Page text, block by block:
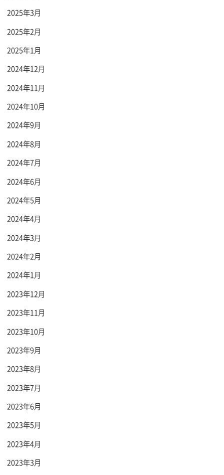
2025年3月
2025年2月
2025年1月
2024年12月
2024年11月
2024年10月
2024年9月
2024年8月
2024年7月
2024年6月
2024年5月
2024年4月
2024年3月
2024年2月
2024年1月
2023年12月
2023年11月
2023年10月
2023年9月
2023年8月
2023年7月
2023年6月
2023年5月
2023年4月
2023年3月